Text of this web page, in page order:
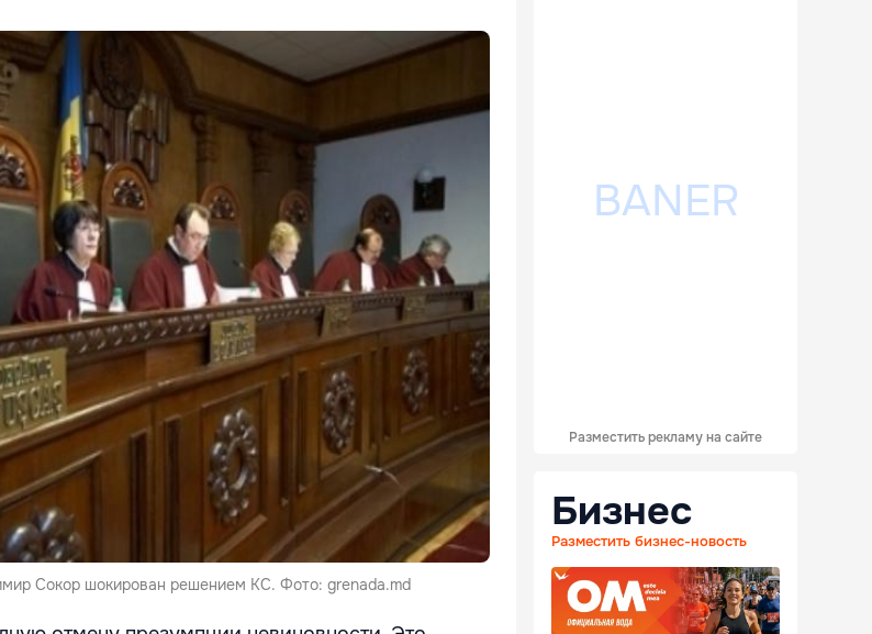
Сокор шокирован решением КС. Фото: grenada.md
Разместить рекламу на сайте
Бизнес
Разместить бизнес-новость